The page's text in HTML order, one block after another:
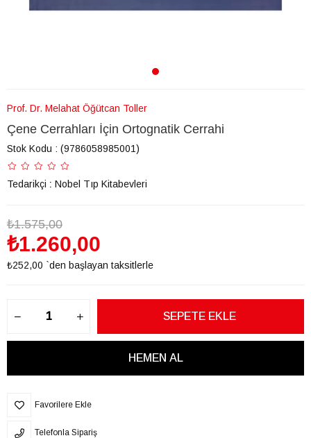
Prof. Dr. Melahat Öğütcan Toller
Çene Cerrahları İçin Ortognatik Cerrahi
Stok Kodu (9786058985001)
Tedarikçi : Nobel Tıp Kitabevleri
₺1.575,00
₺1.260,00
₺252,00 `den başlayan taksitlerle
Favorilere Ekle
Telefonla Sipariş